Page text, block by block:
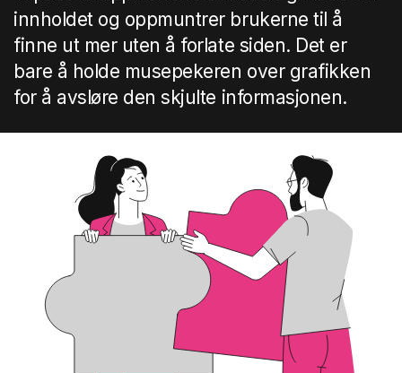
innholdet og oppmuntrer brukerne til å
finne ut mer uten å forlate siden. Det er
bare å holde musepekeren over grafikken
for å avsløre den skjulte informasjonen.